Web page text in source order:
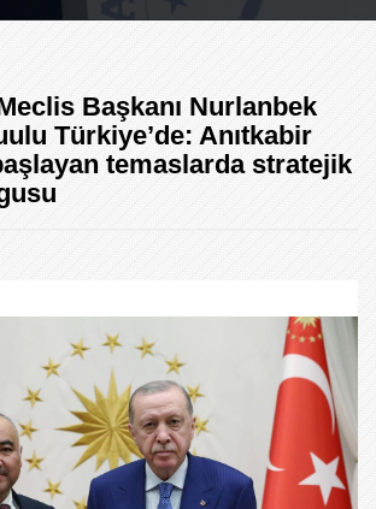
Başkanı Nurlanbek
Türkiye’de: Anıtkabir
temaslarda stratejik